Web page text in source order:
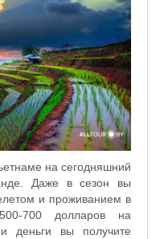
на сегодняшний
Даже в сезон вы
и проживанием в
700 долларов на
деньги вы получите